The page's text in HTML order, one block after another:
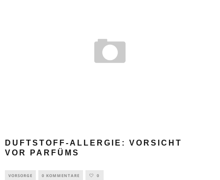
DUFTSTOFF-ALLERGIE: VORSICHT
VOR PARFÜMS
VORSORGE 0 KOMMENTARE 0